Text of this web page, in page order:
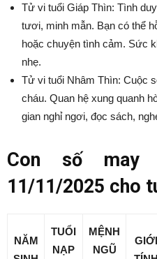
Tử vi tuổi Giáp Thìn: Tình
tươi, minh mẫn. Bạn có thể
hoặc chuyện tình cảm. Sức
nhẹ.
Tử vi tuổi Nhâm Thìn: Cuộc
cháu. Quan hệ xung quanh
gian nghỉ ngơi, đọc sách,
Con số may
11/11/2025 cho
NĂM
TUỔI
NẠP
MỆNH
NGŨ
GIỚI